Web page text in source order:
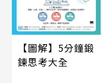
【圖解】5分鐘鍛
鍊思考大全